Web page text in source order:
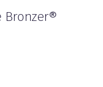
Bronzer®